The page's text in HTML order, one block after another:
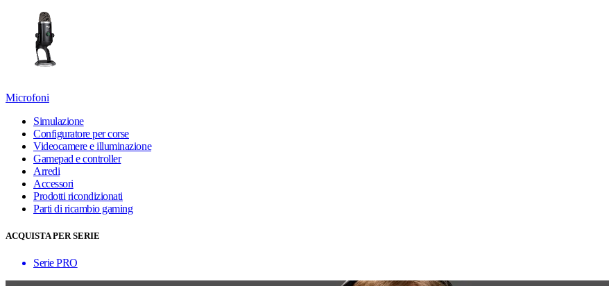
Microfoni
Simulazione
Configuratore per corse
Videocamere e illuminazione
Gamepad e controller
Arredi
Accessori
Prodotti ricondizionati
Parti di ricambio gaming
ACQUISTA PER SERIE
Serie PRO